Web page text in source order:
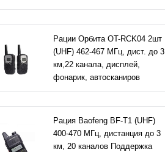
Рации Орбита OT-RCK04 2шт
(UHF) 462-467 МГц, дист. до 3
км,22 канала, дисплей,
фонарик, автосканиров
Рация Baofeng BF-T1 (UHF)
400-470 МГц, дистанция до 3
км, 20 каналов Поддержка